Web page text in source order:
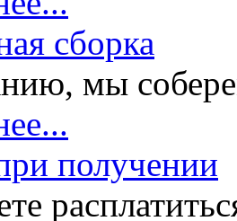
сборка
мы
получении